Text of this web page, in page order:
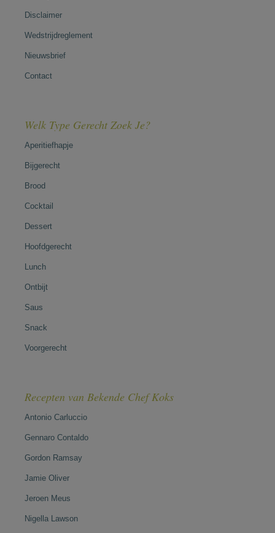
Disclaimer
Wedstrijdreglement
Nieuwsbrief
Contact
Welk Type Gerecht Zoek Je?
Aperitiefhapje
Bijgerecht
Brood
Cocktail
Dessert
Hoofdgerecht
Lunch
Ontbijt
Saus
Snack
Voorgerecht
Recepten van Bekende Chef Koks
Antonio Carluccio
Gennaro Contaldo
Gordon Ramsay
Jamie Oliver
Jeroen Meus
Nigella Lawson